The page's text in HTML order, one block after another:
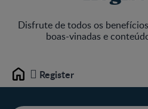
Disfrute de todos os
boas-vinadas e
Home Register